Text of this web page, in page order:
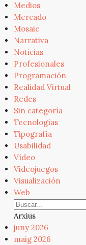
Medios
Mercado
Mosaic
Narrativa
Noticias
Profesionales
Programación
Realidad Virtual
Redes
Sin categoría
Tecnologías
Tipografía
Usabilidad
Vídeo
Videojuegos
Visualización
Web
Arxius
juny 2026
maig 2026